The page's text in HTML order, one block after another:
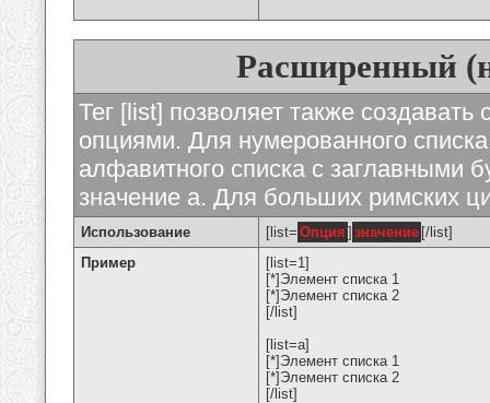
Расширенный
Тег [list] позволяет также
опциями. Для нумерованного
алфавитного списка с заглавными
значение а. Для больших римских
Использование [list= Опция ] значение [/list]
Пример
[list=1]
[*]Элемент списка 1
[*]Элемент списка 2
[/list]
[list=a]
[*]Элемент списка 1
[*]Элемент списка 2
[/list]